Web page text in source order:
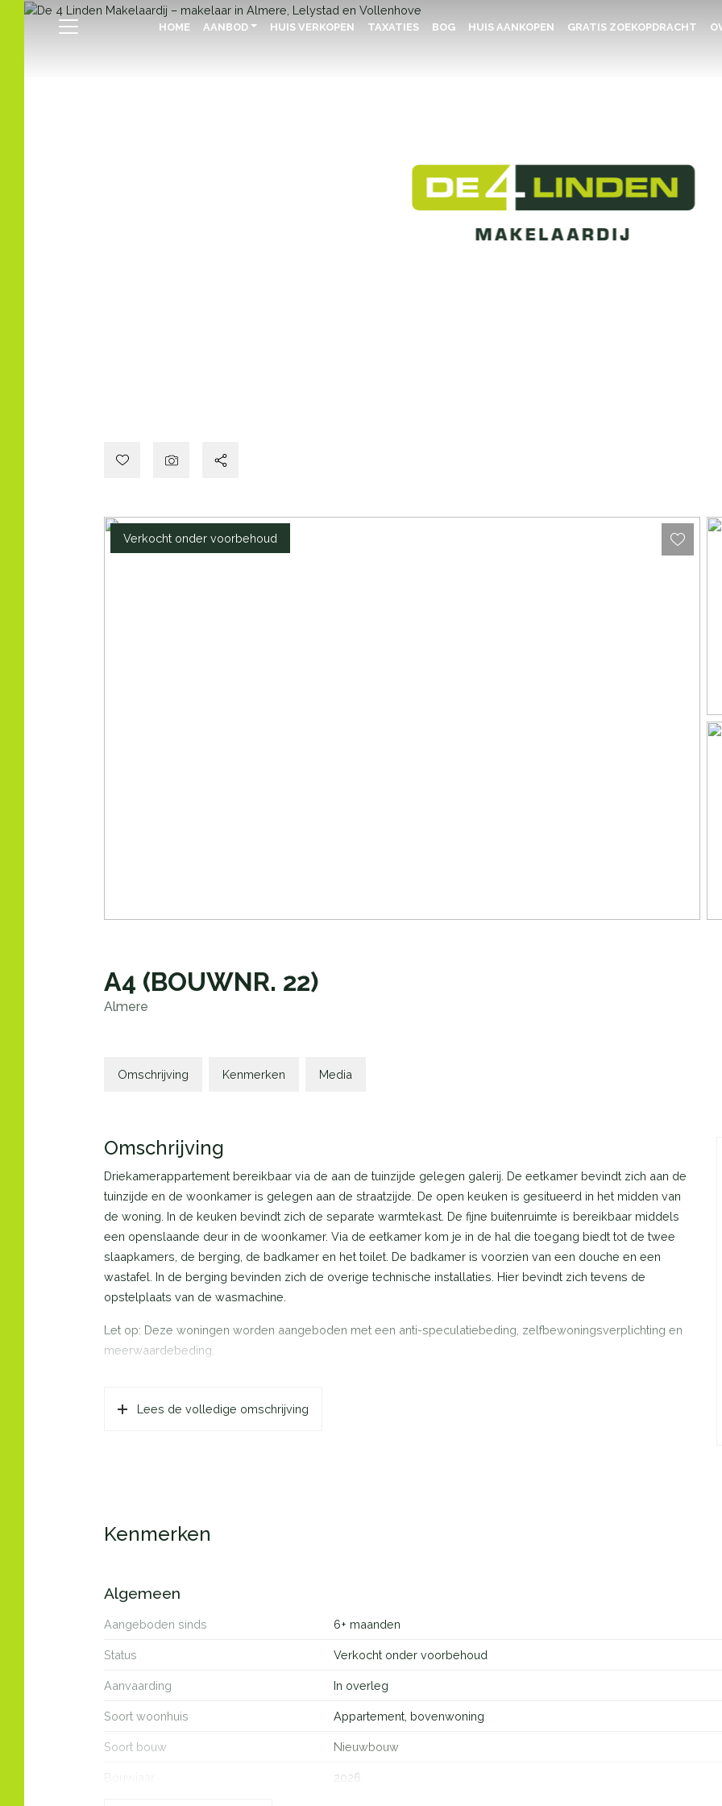
HOME AANBOD HUIS VERKOPEN TAXATIES BOG HUIS AANKOPEN GRATIS ZOEKOPDRACHT
Verkocht onder voorbehoud
A4 (BOUWNR. 22)
Almere
Omschrijving Kenmerken Media
Omschrijving
Driekamerappartement bereikbaar via de aan de tuinzijde gelegen galerij. De eetkamer bevindt zich aan de
tuinzijde en de woonkamer is gelegen aan de straatzijde. De open keuken is gesitueerd in het midden van
de woning. In de keuken bevindt zich de separate warmtekast. De fijne buitenruimte is bereikbaar middels
een openslaande deur in de woonkamer. Via de eetkamer kom je in de hal die toegang biedt tot de twee
slaapkamers, de berging, de badkamer en het toilet. De badkamer is voorzien van een douche en een
wastafel. In de berging bevinden zich de overige technische installaties. Hier bevindt zich tevens de
opstelplaats van de wasmachine.
Let op: Deze woningen worden aangeboden met een anti-speculatiebeding, zelfbewoningsverplichting en
meerwaardebeding.
Lees de volledige omschrijving
Kenmerken
Algemeen
Aangeboden sinds 6+ maanden
Status Verkocht onder voorbehoud
Aanvaarding In overleg
Soort woonhuis Appartement, bovenwoning
Soort bouw Nieuwbouw
Bouwjaar 2026